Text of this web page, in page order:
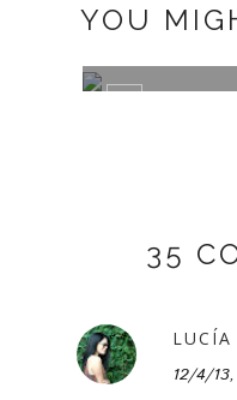
YOU
35
LUCÍA
12/4/